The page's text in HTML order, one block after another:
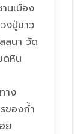
นเมือง
งปู่ขาว
สนา วัด
ดหิน
าง
ของถ้ำ
ย